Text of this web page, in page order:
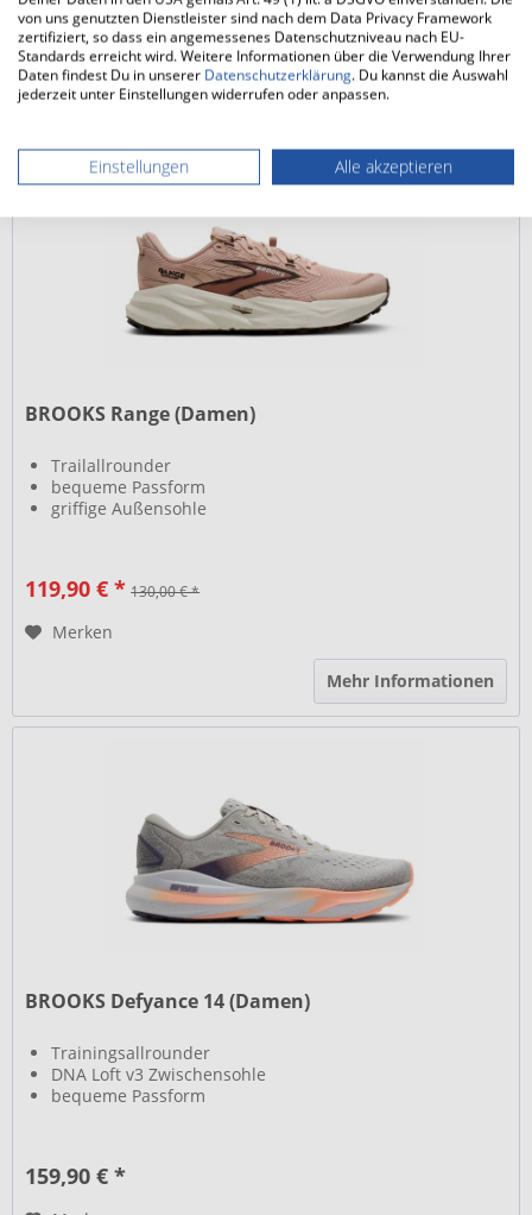
Merken
Mehr Informationen
BROOKS Range (Damen)
Trailallrounder
bequeme Passform
griffige Außensohle
119,90 € * 130,00 € *
Merken
Mehr Informationen
BROOKS Defyance 14 (Damen)
Trainingsallrounder
DNA Loft v3 Zwischensohle
bequeme Passform
159,90 € *
von uns genutzten Dienstleister sind nach dem Data Privacy Framework
zertifiziert, so dass ein angemessenes Datenschutzniveau nach EU-
Standards erreicht wird. Weitere Informationen über die Verwendung Ihrer
Daten findest Du in unserer Datenschutzerklärung. Du kannst die Auswahl
jederzeit unter Einstellungen widerrufen oder anpassen.
Einstellungen Alle akzeptieren